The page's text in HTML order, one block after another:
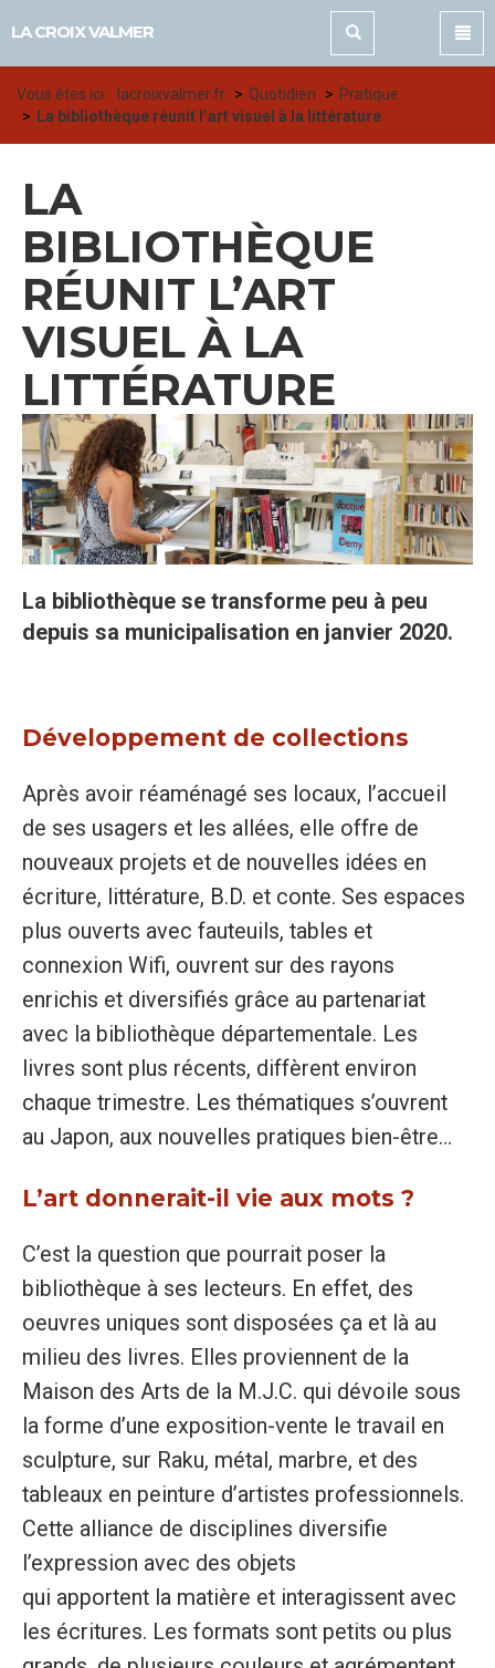
LA CROIX VALMER
Vous êtes ici : lacroixvalmer.fr Quotidien
Pratique
La bibliothèque réunit l’art visuel à la littérature
LA
BIBLIOTHÈQUE
RÉUNIT L’ART
VISUEL À LA
LITTÉRATURE
La bibliothèque se transforme peu à peu
depuis sa municipalisation en janvier 2020.
Développement de collections
Après avoir réaménagé ses locaux, l’accueil
de ses usagers et les allées, elle offre de
nouveaux projets et de nouvelles idées en
écriture, littérature, B.D. et conte. Ses espaces
plus ouverts avec fauteuils, tables et
connexion Wifi, ouvrent sur des rayons
enrichis et diversifiés grâce au partenariat
avec la bibliothèque départementale. Les
livres sont plus récents, diffèrent environ
chaque trimestre. Les thématiques s’ouvrent
au Japon, aux nouvelles pratiques bien-être…
L’art donnerait-il vie aux mots ?
C’est la question que pourrait poser la
bibliothèque à ses lecteurs. En effet, des
oeuvres uniques sont disposées ça et là au
milieu des livres. Elles proviennent de la
Maison des Arts de la M.J.C. qui dévoile sous
la forme d’une exposition-vente le travail en
sculpture, sur Raku, métal, marbre, et des
tableaux en peinture d’artistes professionnels.
Cette alliance de disciplines diversifie
l’expression avec des objets
qui apportent la matière et interagissent avec
les écritures. Les formats sont petits ou plus